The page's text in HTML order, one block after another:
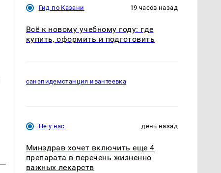
Гид по Казани 19 часов назад
Всё к новому учебному году: где
купить, оформить и подготовить
санэпидемстанция ивантеевка
Не у нас день назад
Минздрав хочет включить еще 4
препарата в перечень жизненно
важных лекарств